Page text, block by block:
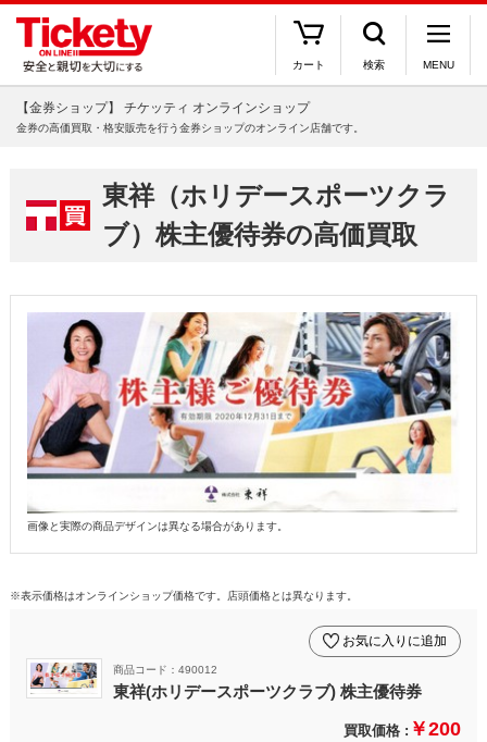
カート 検索 MENU
【金券ショップ】 チケッティ オンラインショップ
金券の高価買取・格安販売を行う金券ショップのオンライン店舗です。
東祥（ホリデースポーツクラ
ブ）株主優待券の高価買取
画像と実際の商品デザインは異なる場合があります。
※表示価格はオンラインショップ価格です。店頭価格とは異なります。
商品コード：490012
東祥(ホリデースポーツクラブ) 株主優待券
お気に入りに追加
買取価格 : ￥200